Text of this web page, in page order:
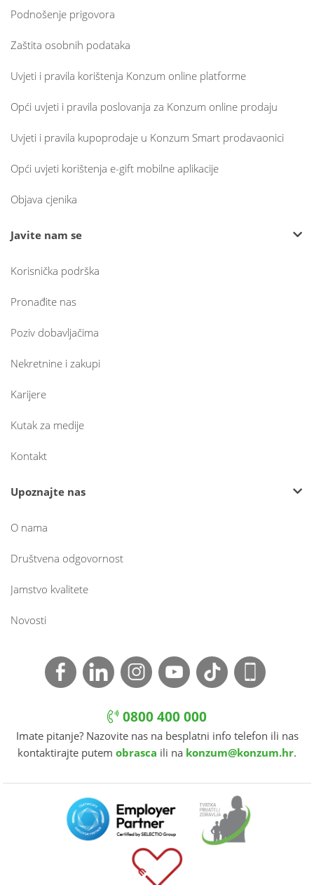
Podnošenje prigovora
Zaštita osobnih podataka
Uvjeti i pravila korištenja Konzum online platforme
Opći uvjeti i pravila poslovanja za Konzum online prodaju
Uvjeti i pravila kupoprodaje u Konzum Smart prodavaonici
Opći uvjeti korištenja e-gift mobilne aplikacije
Objava cjenika
Javite nam se
Korisnička podrška
Pronađite nas
Poziv dobavljačima
Nekretnine i zakupi
Karijere
Kutak za medije
Kontakt
Upoznajte nas
O nama
Društvena odgovornost
Jamstvo kvalitete
Novosti
0800 400 000
Imate pitanje? Nazovite nas na besplatni info telefon ili nas
kontaktirajte putem obrasca ili na konzum@konzum.hr.